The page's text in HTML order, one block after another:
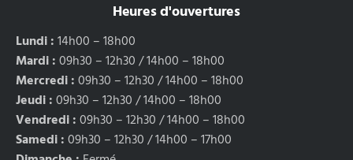
Heures d'ouvertures
Lundi :14h00 – 18h00
Mardi :09h30 – 12h30 / 14h00 – 18h00
Mercredi :09h30 – 12h30 / 14h00 – 18h00
Jeudi :09h30 – 12h30 / 14h00 – 18h00
Vendredi :09h30 – 12h30 / 14h00 – 18h00
Samedi :09h30 – 12h30 / 14h00 – 17h00